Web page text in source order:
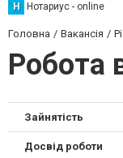
Н Нотариус - online
Головна Вакансія
Робота
Зайнятість
Досвід роботи